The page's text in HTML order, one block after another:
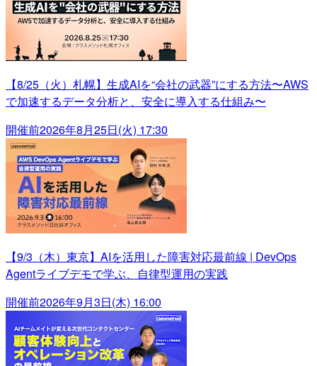
【8/25（火）札幌】生成AIを“会社の武器”にする方法〜AWS
で加速するデータ分析と、安全に導入する仕組み〜
開催前2026年8月25日(火) 17:30
【9/3（木）東京】AIを活用した障害対応最前線 | DevOps
Agentライブデモで学ぶ、自律型運用の実践
開催前2026年9月3日(木) 16:00